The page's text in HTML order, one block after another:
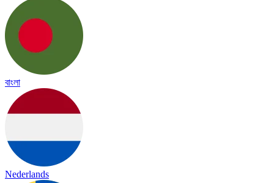
বাংলা
Nederlands